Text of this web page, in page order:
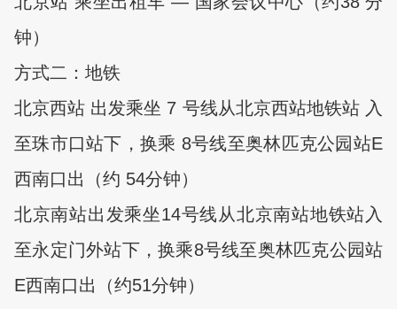
钟）
方式二：地铁
北京西站 出发乘坐 7 号线从北京西站地铁站 入
至珠市口站下，换乘 8号线至奥林匹克公园站E
西南口出（约 54分钟）
北京南站出发乘坐14号线从北京南站地铁站入
至永定门外站下，换乘8号线至奥林匹克公园站
E西南口出（约51分钟）